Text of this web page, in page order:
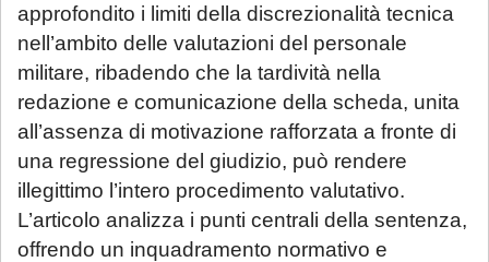
approfondito i limiti della discrezionalità tecnica
nell’ambito delle valutazioni del personale
militare, ribadendo che la tardività nella
redazione e comunicazione della scheda, unita
all’assenza di motivazione rafforzata a fronte di
una regressione del giudizio, può rendere
illegittimo l’intero procedimento valutativo.
L’articolo analizza i punti centrali della sentenza,
offrendo un inquadramento normativo e